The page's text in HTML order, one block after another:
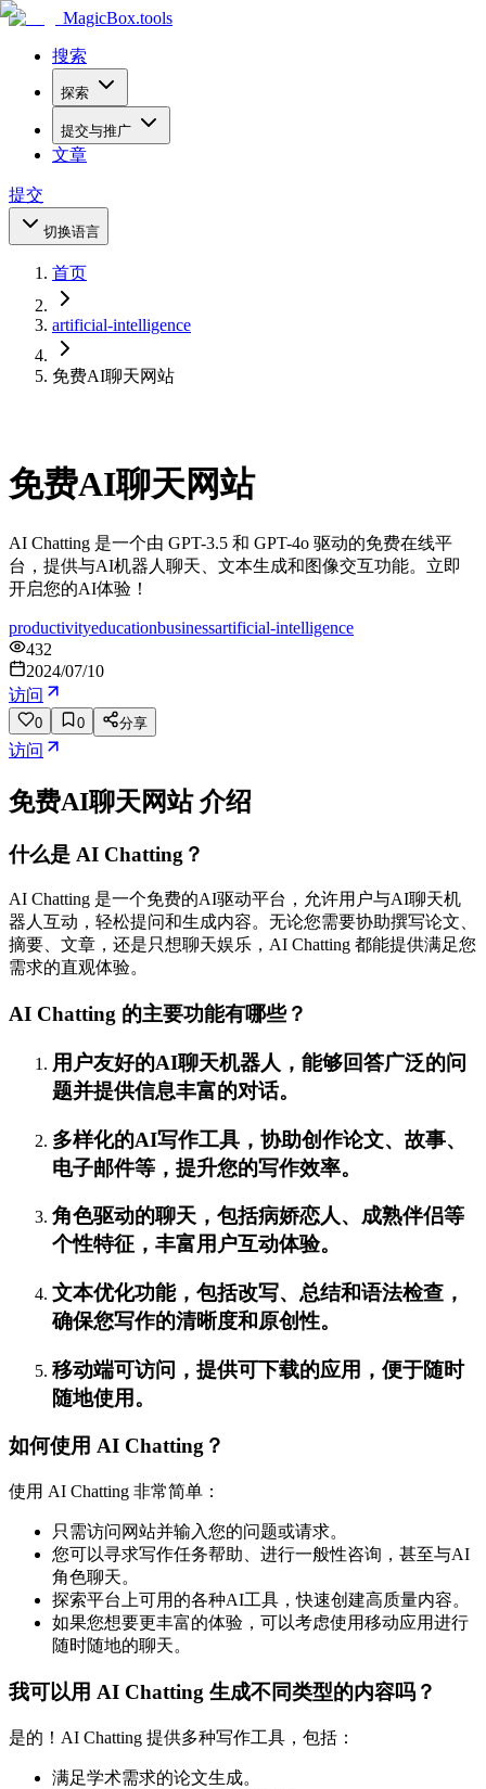
MagicBox.tools
搜索
探索
提交与推广
文章
提交
切换语言
首页
artificial-intelligence
免费AI聊天网站
免费AI聊天网站
AI Chatting 是一个由 GPT-3.5 和 GPT-4o 驱动的免费在线平
台，提供与AI机器人聊天、文本生成和图像交互功能。立即
开启您的AI体验！
productivityeducationbusinessartificial-intelligence
432
2024/07/10
访问
0 0 分享
访问
免费AI聊天网站 介绍
什么是 AI Chatting？
AI Chatting 是一个免费的AI驱动平台，允许用户与AI聊天机
器人互动，轻松提问和生成内容。无论您需要协助撰写论文、
摘要、文章，还是只想聊天娱乐，AI Chatting 都能提供满足您
需求的直观体验。
AI Chatting 的主要功能有哪些？
用户友好的AI聊天机器人，能够回答广泛的问
题并提供信息丰富的对话。
多样化的AI写作工具，协助创作论文、故事、
电子邮件等，提升您的写作效率。
角色驱动的聊天，包括病娇恋人、成熟伴侣等
个性特征，丰富用户互动体验。
文本优化功能，包括改写、总结和语法检查，
确保您写作的清晰度和原创性。
移动端可访问，提供可下载的应用，便于随时
随地使用。
如何使用 AI Chatting？
使用 AI Chatting 非常简单：
只需访问网站并输入您的问题或请求。
您可以寻求写作任务帮助、进行一般性咨询，甚至与AI
角色聊天。
探索平台上可用的各种AI工具，快速创建高质量内容。
如果您想要更丰富的体验，可以考虑使用移动应用进行
随时随地的聊天。
我可以用 AI Chatting 生成不同类型的内容吗？
是的！AI Chatting 提供多种写作工具，包括：
满足学术需求的论文生成。